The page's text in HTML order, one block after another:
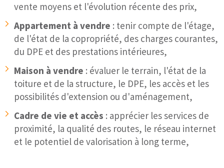
vente moyens et l'évolution récente des prix,
Appartement à vendre : tenir compte de l'étage,
de l'état de la copropriété, des charges courantes,
du DPE et des prestations intérieures,
Maison à vendre : évaluer le terrain, l'état de la
toiture et de la structure, le DPE, les accès et les
possibilités d'extension ou d'aménagement,
Cadre de vie et accès : apprécier les services de
proximité, la qualité des routes, le réseau internet
et le potentiel de valorisation à long terme,